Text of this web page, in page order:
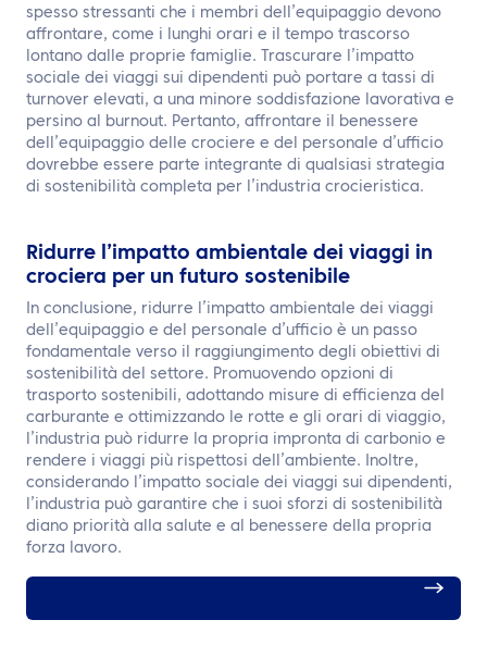
spesso stressanti che i membri dell’equipaggio devono
affrontare, come i lunghi orari e il tempo trascorso
lontano dalle proprie famiglie. Trascurare l’impatto
sociale dei viaggi sui dipendenti può portare a tassi di
turnover elevati, a una minore soddisfazione lavorativa e
persino al burnout. Pertanto, affrontare il benessere
dell’equipaggio delle crociere e del personale d’ufficio
dovrebbe essere parte integrante di qualsiasi strategia
di sostenibilità completa per l’industria crocieristica.
Ridurre l’impatto ambientale dei viaggi in
crociera per un futuro sostenibile
In conclusione, ridurre l’impatto ambientale dei viaggi
dell’equipaggio e del personale d’ufficio è un passo
fondamentale verso il raggiungimento degli obiettivi di
sostenibilità del settore. Promuovendo opzioni di
trasporto sostenibili, adottando misure di efficienza del
carburante e ottimizzando le rotte e gli orari di viaggio,
l’industria può ridurre la propria impronta di carbonio e
rendere i viaggi più rispettosi dell’ambiente. Inoltre,
considerando l’impatto sociale dei viaggi sui dipendenti,
l’industria può garantire che i suoi sforzi di sostenibilità
diano priorità alla salute e al benessere della propria
forza lavoro.